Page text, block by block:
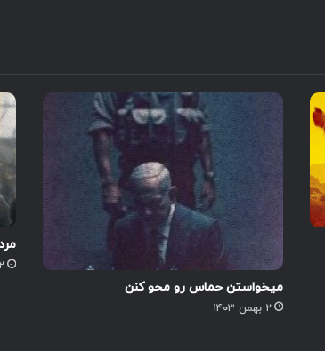
میخواستن حماس رو محو کنن
۲ بهمن ۱۴۰۳
۲ بهمن ۱۴۰۳